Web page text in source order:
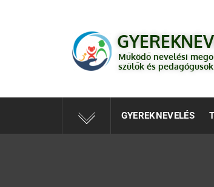
Működő nevelési
szülők és
GYEREKNEVELÉS